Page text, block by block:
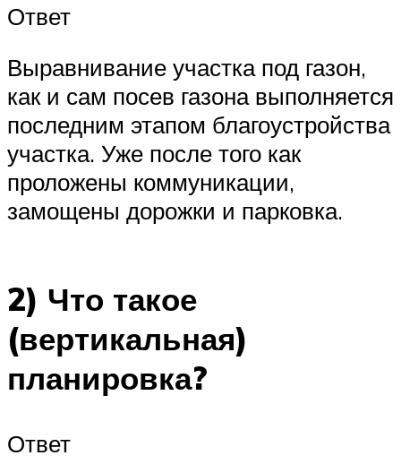
Ответ
Выравнивание участка под газон,
как и сам посев газона выполняется
последним этапом благоустройства
участка. Уже после того как
проложены коммуникации,
замощены дорожки и парковка.
2) Что такое
(вертикальная)
планировка?
Ответ